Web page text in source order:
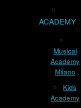
ACADEMY
Musical
Academy
Milano
Kids
Academy